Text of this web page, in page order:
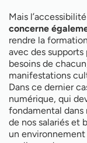
Mais
concerne
rendre la
avec des
besoins de
manifestations
Dans ce dernier
numérique, qui
fondamental dans
de nos salariés et
un